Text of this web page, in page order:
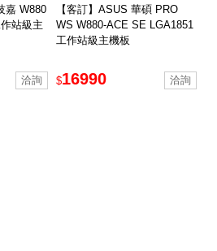
嘉 W880
站級主
【客訂】ASUS 華碩 PRO
WS W880-ACE SE LGA1851
工作站級主機板
$16990